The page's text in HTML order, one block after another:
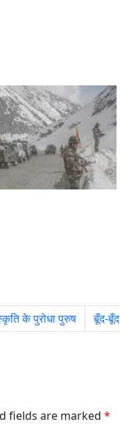
के पुरोधा पुरुष बूँद-
fields are marked *